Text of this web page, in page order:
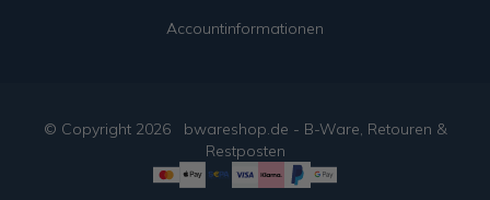
Accountinformationen
© Copyright 2026
bwareshop.de - B-Ware, Retouren &
Restposten